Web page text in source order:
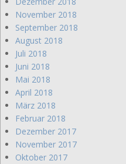
November 2018
September 2018
August 2018
Juli 2018
Juni 2018
Mai 2018
April 2018
März 2018
Februar 2018
Dezember 2017
November 2017
Oktober 2017